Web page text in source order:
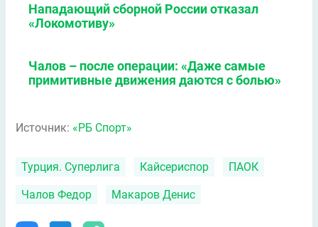
Нападающий сборной России отказал
«Локомотиву»
Чалов – после операции: «Даже самые
примитивные движения даются с болью»
Источник: «РБ Спорт»
Турция. Суперлига Кайсериспор ПАОК
Чалов Федор Макаров Денис